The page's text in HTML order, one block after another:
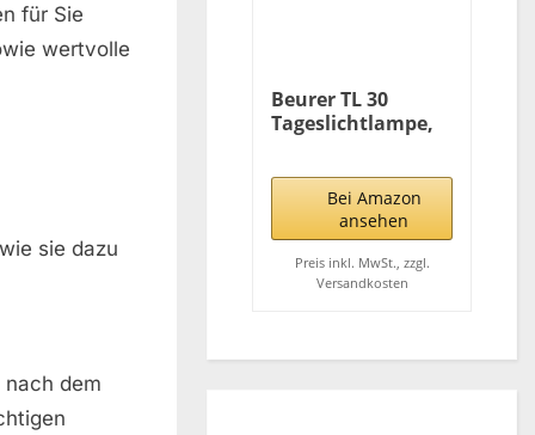
für Sie
wertvolle
sie dazu
dem
Beurer TL 30
Tageslichtlampe,
Tageslicht, bis zu
10.000 Lux,
Medizinprodukt,
flimmer- und UV-
freie LED-
Technologie,
Halterung und
Bei Amazon
ansehen
Preis inkl. MwSt., zzgl.
Versandkosten